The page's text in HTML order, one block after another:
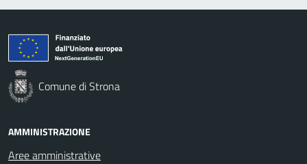
Comune di Strona
AMMINISTRAZIONE
Aree amministrative